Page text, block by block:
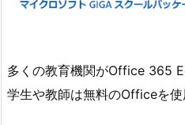
多くの教育機関がOffice 365
学生や教師は無料のOfficeを使